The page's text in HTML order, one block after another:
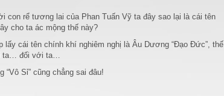
con rể tương lai của Phan Tuấn Vỹ ta đây sao lại là cái tên
cho ta ác mộng thế này?
lấy cái tên chính khí nghiêm nghị là Âu Dương “Đạo Đức”, thế
ta… đối với ta…
“Vô Sỉ” cũng chẳng sai đâu!